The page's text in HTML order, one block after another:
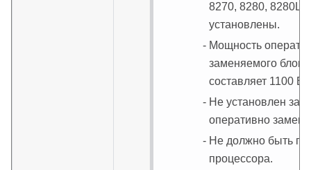
8270, 8280, 8280L
установлены.
Мощность
заменяемого
составляет 1100 Вт.
Не установлен
оперативно
Не должно быть
процессора.